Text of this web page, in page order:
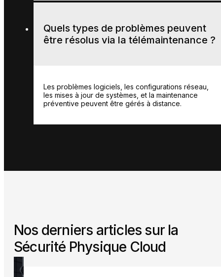
Quels types de problèmes peuvent
être résolus via la télémaintenance ?
Les problèmes logiciels, les configurations réseau,
les mises à jour de systèmes, et la maintenance
préventive peuvent être gérés à distance.
Nos derniers articles sur la
Sécurité Physique Cloud